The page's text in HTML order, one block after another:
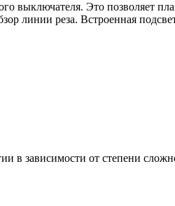
выключателя. Это позволяет
линии реза. Встроенная
в зависимости от степени